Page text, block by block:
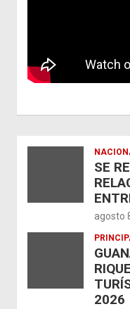
SE
agosto
2026